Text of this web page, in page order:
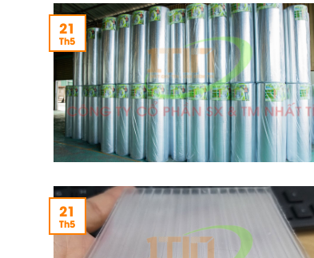
21
Th5
21
Th5